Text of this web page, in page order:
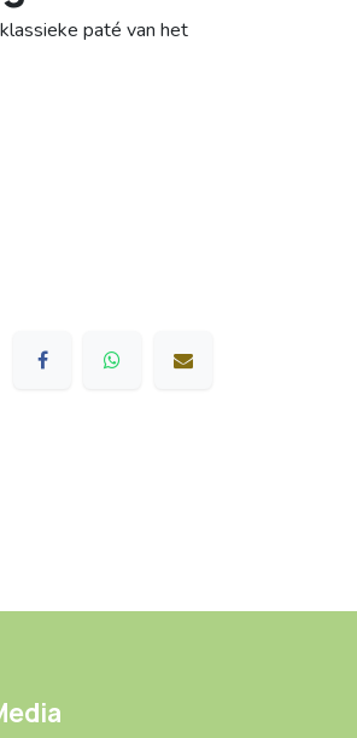
paté van het